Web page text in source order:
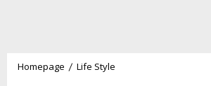
Homepage / Life Style